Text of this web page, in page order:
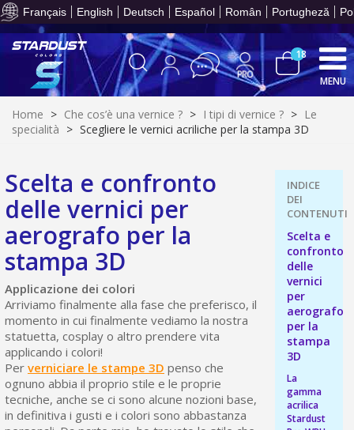
Français English Deutsch Español Român Portughezăun
le
e
dei
per
un
dei
18
MENU
Home > Che cos’è una vernice ? > I tipi di vernice ? > Le
specialità > Scegliere le vernici acriliche per la stampa 3D
Scelta e confronto
delle vernici per
aerografo per la
stampa 3D
Applicazione dei colori
Arriviamo finalmente alla fase che preferisco, il
momento in cui finalmente vediamo la nostra
statuetta, cosplay o altro prendere vita
applicando i colori!
Per verniciare le stampe 3D penso che
ognuno abbia il proprio stile e le proprie
tecniche, anche se ci sono alcune nozioni base,
in definitiva i gusti e i colori sono abbastanza
Scelta e
confronto
delle
vernici
per
aerografo
per la
stampa
3D
La
gamma
acrilica
Stardust